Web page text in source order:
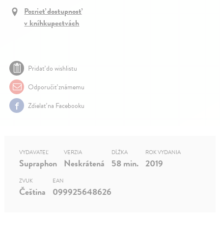
Pozrieť dostupnosť
v kníhkupectvách
Pridať do wishlistu
Odporučiť známemu
Zdielať na Facebooku
VYDAVATEĽ
Supraphon
VERZIA
Neskrátená
DĹŽKA
58 min.
ROK VYDANIA
2019
ZVUK
Čeština
EAN
099925648626